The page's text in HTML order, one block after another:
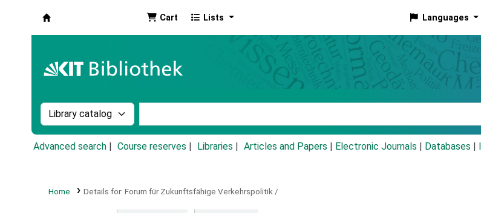
Cart Lists Languages
Search the catalog by:
Advanced search Course reserves Libraries Articles and Papers Electronic Journals Databases
Home Details for: Forum für Zukunftsfähige Verkehrspolitik /